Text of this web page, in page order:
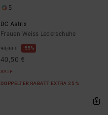
5
DC Astrix
Frauen Weiss Lederschuhe
90,00 € 55%
40,50 €
SALE
DOPPELTER RABATT EXTRA 25 %